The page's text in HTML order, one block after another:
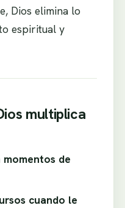
Dios elimina lo
espiritual y
multiplica
de
cuando le